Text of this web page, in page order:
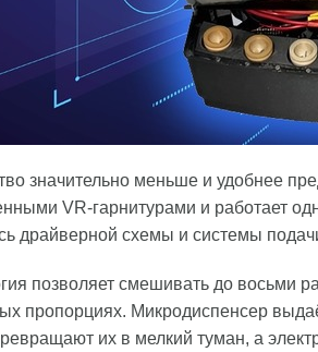
значительно меньше и удобнее
VR-гарнитурами и работает
драйверной схемы и системы
позволяет смешивать до восьми
пропорциях. Микродиспенсер
их в мелкий туман, а